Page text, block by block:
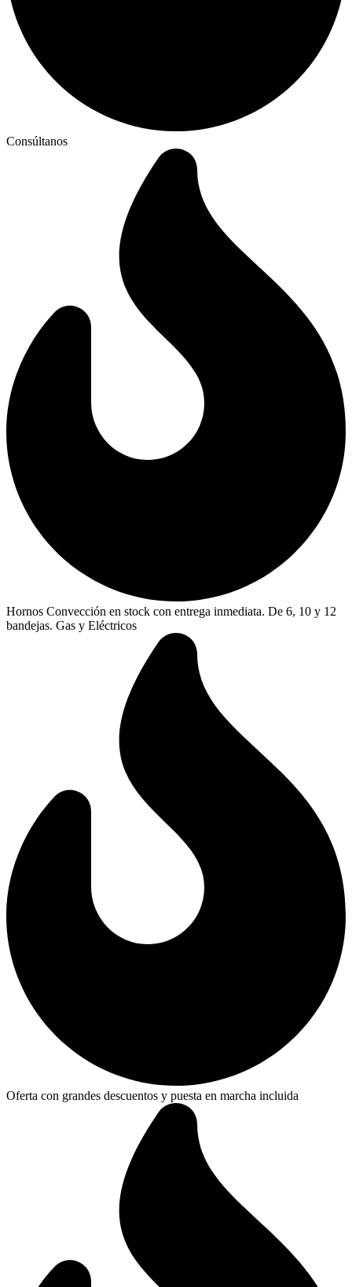
Consúltanos
Hornos Convección en stock con entrega inmediata. De 6, 10 y 12
bandejas. Gas y Eléctricos
Oferta con grandes descuentos y puesta en marcha incluida